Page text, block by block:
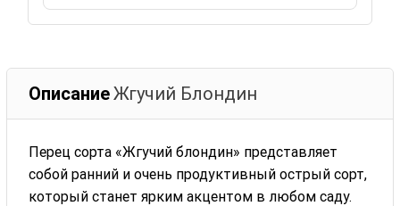
ОписаниеЖгучий Блондин
Перец сорта «Жгучий блондин» представляет
собой ранний и очень продуктивный острый сорт,
который станет ярким акцентом в любом саду.